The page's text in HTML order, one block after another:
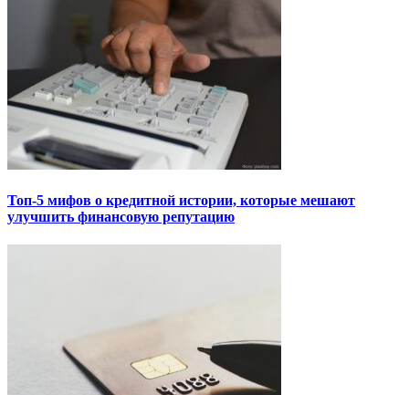
Топ-5 мифов о кредитной истории, которые мешают
улучшить финансовую репутацию